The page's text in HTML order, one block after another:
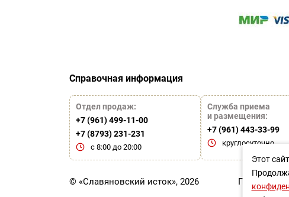
Справочная информация
Отдел продаж:
+7 (961) 499-11-00
+7 (8793) 231-231
с 8:00 до 20:00
Служба приема
и размещения:
+7 (961) 443-33-99
круглосуточно
© «Славяновский исток», 2026
Этот